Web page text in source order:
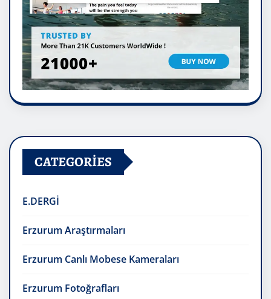
CATEGORIES
E.DERGİ
Erzurum Araştırmaları
Erzurum Canlı Mobese Kameraları
Erzurum Fotoğrafları